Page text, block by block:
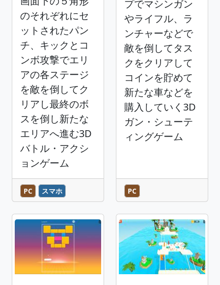
のそれぞれにセ
ットされたパン
チ、キックとコ
ンボ攻撃でエリ
アの各ステージ
を敵を倒してク
リアし最終のボ
スを倒し新たな
エリアへ進む3D
バトル・アクシ
ョンゲーム
PC スマホ
プでマシンガン
やライフル、ラ
ンチャーなどで
敵を倒してタス
クをクリアして
コインを貯めて
新たな車などを
購入していく3D
ガン・シューテ
ィングゲーム
PC